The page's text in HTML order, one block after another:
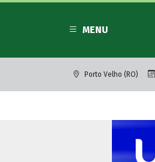
MENU
Porto Velho (RO)